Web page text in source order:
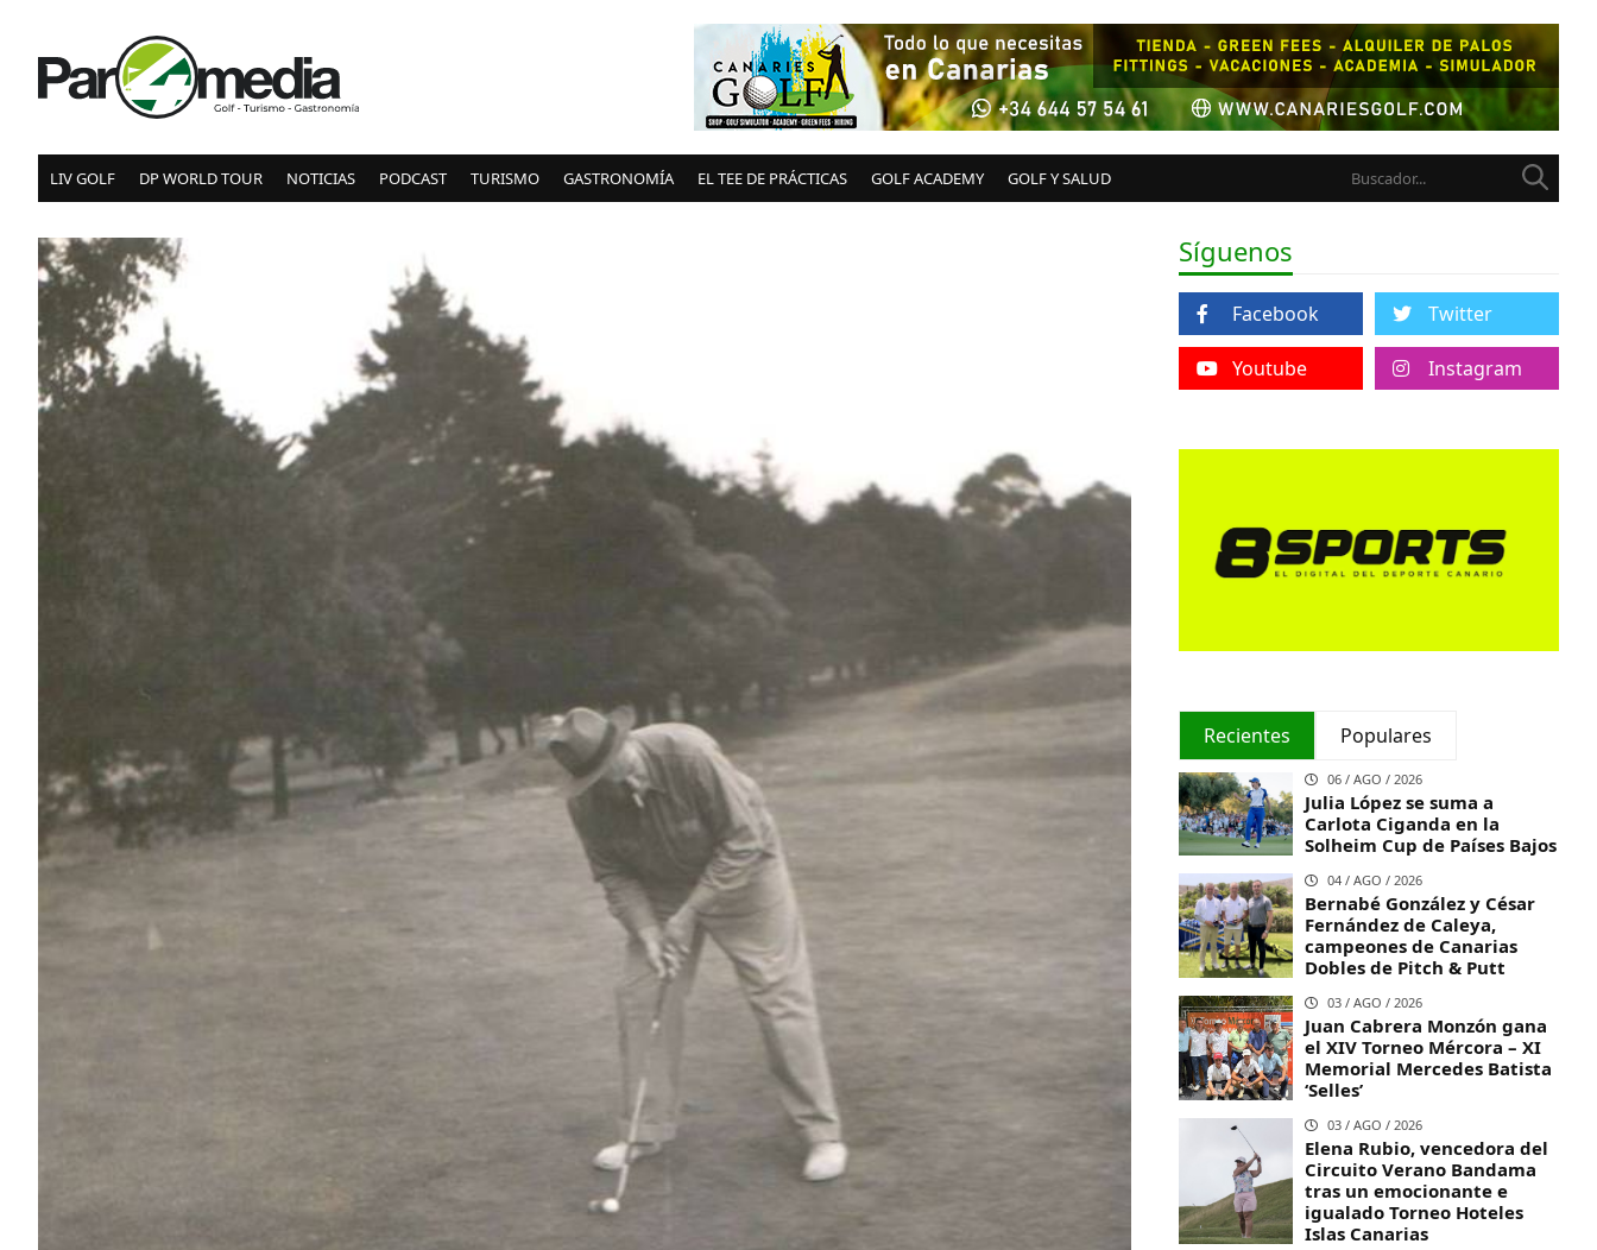
LIV GOLF DP WORLD TOUR NOTICIAS PODCAST TURISMO GASTRONOMÍA EL TEE DE PRÁCTICAS GOLF ACADEMY GOLF Y SALUD
Síguenos
Facebook Twitter
Youtube Instagram
Recientes Populares
06 / AGO / 2026
Julia López se suma a
Carlota Ciganda en la
Solheim Cup de Países Bajos
04 / AGO / 2026
Bernabé González y César
Fernández de Caleya,
campeones de Canarias
Dobles de Pitch & Putt
03 / AGO / 2026
Juan Cabrera Monzón gana
el XIV Torneo Mércora – XI
Memorial Mercedes Batista
‘Selles’
03 / AGO / 2026
Elena Rubio, vencedora del
Circuito Verano Bandama
tras un emocionante e
igualado Torneo Hoteles
Islas Canarias